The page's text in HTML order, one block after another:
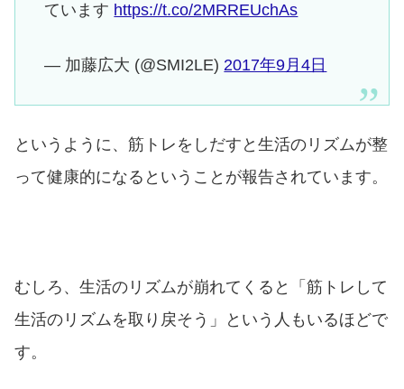
ています https://t.co/2MRREUchAs
— 加藤広大 (@SMI2LE) 2017年9月4日
というように、筋トレをしだすと生活のリズムが整
って健康的になるということが報告されています。
むしろ、生活のリズムが崩れてくると「筋トレして
生活のリズムを取り戻そう」という人もいるほどで
す。